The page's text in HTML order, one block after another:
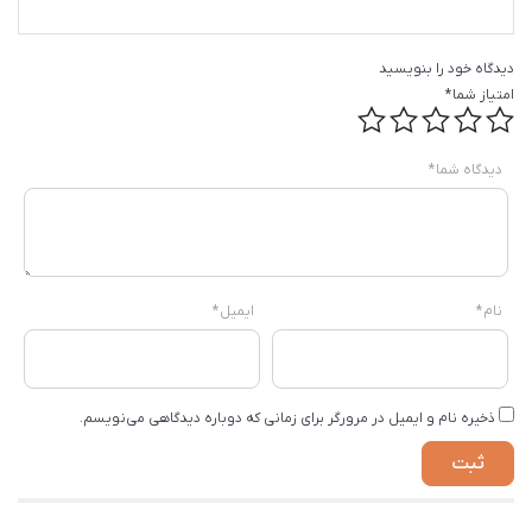
دیدگاه خود را بنویسید
امتیاز شما*
دیدگاه شما*
نام* ایمیل*
ذخیره نام و ایمیل در مرورگر برای زمانی که دوباره دیدگاهی می‌نویسم.